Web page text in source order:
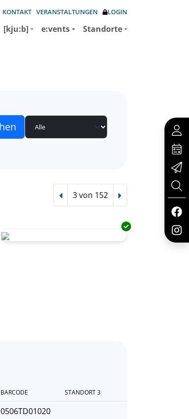
KONTAKT VERANSTALTUNGEN LOGIN
[kju:b] e:vents Standorte
Vorheriger Treffer
3 von 152 Nächster Treffer
BARCODE STANDORT 3
0506TD01020